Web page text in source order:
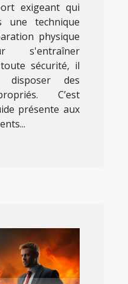
exigeant qui
une technique
physique
s'entraîner
sécurité, il
des
C’est
présente aux